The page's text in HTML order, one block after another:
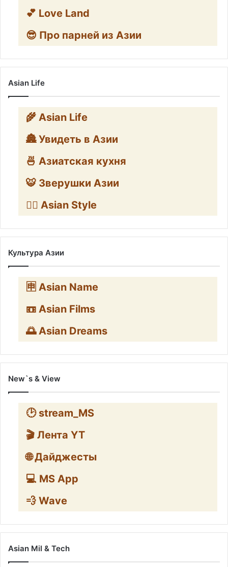
💕 Love Land
😎 Про парней из Азии
Asian Life
🌾 Asian Life
🏯 Увидеть в Азии
🍜 Азиатская кухня
🐯 Зверушки Азии
🧛‍♂️ Asian Style
Культура Азии
🈸 Asian Name
📼 Asian Films
🌅 Asian Dreams
New`s & View
🕑 stream_MS
🎬 Лента YT
🌐 Дайджесты
💻 MS App
💨 Wave
Asian Mil & Tech